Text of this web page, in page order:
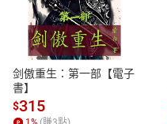
PAY、AFTEE
本店是
之權利
除權合
質各有
剑傲重生：第一部【電子
書】
$315